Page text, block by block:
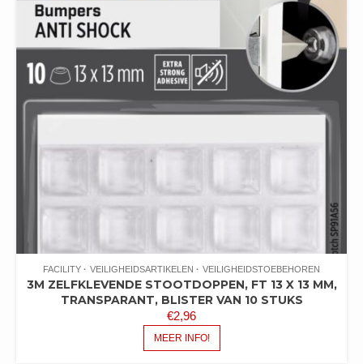
FACILITY VEILIGHEIDSARTIKELEN VEILIGHEIDSTOEBEHOREN
3M ZELFKLEVENDE STOOTDOPPEN, FT 13 X 13 MM,
TRANSPARANT, BLISTER VAN 10 STUKS
€2,96
MEER INFO!